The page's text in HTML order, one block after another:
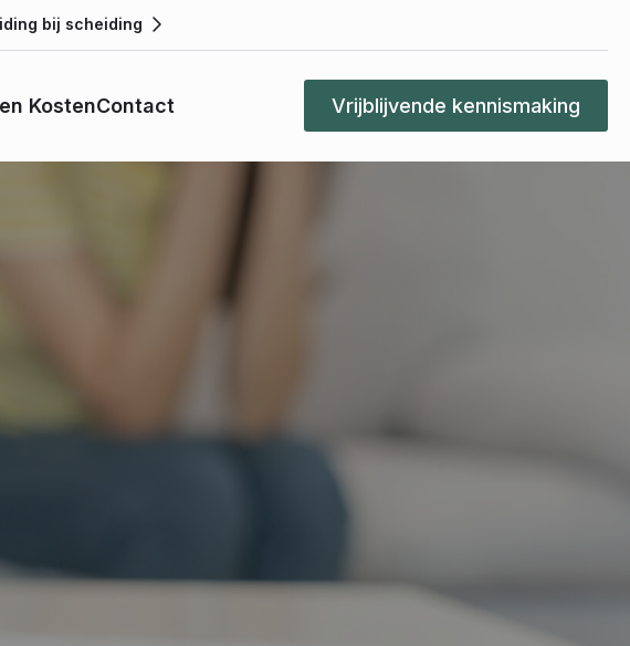
bij scheiding
KostenContact Vrijblijvende kennismaking